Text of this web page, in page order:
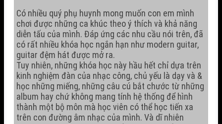
Có nhiều quý phụ huynh mong muốn con em mình
chơi được những ca khúc theo ý thích và khả năng
diễn tấu của mình. Đáp ứng các nhu cầu nói trên, đã
có rất nhiều khóa học ngắn hạn như modern guitar,
guitar đệm hát được mở ra.
Tuy nhiên, những khóa học này hầu hết chỉ dựa trên
kinh nghiệm đàn của nhạc công, chủ yếu là dạy và &
học những miếng, những câu cú bắt chước từ những
album hay chứ không mang tính hệ thống để hình
thành một bộ môn mà học viên có thể học tiến xa
trên con đường âm nhạc của mình. Và dĩ nhiên